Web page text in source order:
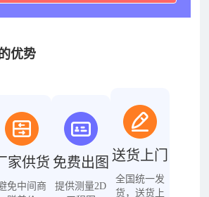
优势
家供货
免中间商
免费出图
提供测量2D
送货上门
全国统一发
货，送货上